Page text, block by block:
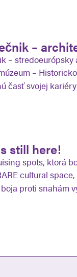
–
–
–
časť svojej
still here!
spots, ktorá
cultural
proti snahám